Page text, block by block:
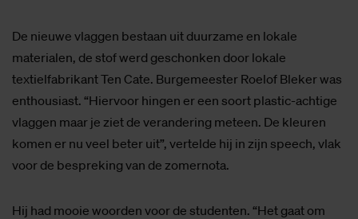
De nieuwe vlaggen bestaan uit duurzame en lokale
materialen, de stof werd geschonken door lokale
textielfabrikant Ten Cate. Burgemeester Roelof Bleker was
enthousiast. “Hiervoor hingen er een soort plastic-achtige
vlaggen maar je ziet de verandering meteen. De kleuren
komen er nu veel beter uit”, vertelde hij in zijn speech, vlak
voor de bespreking van de zomernota.
Hij had mooie woorden voor de studenten. “Het gaat om